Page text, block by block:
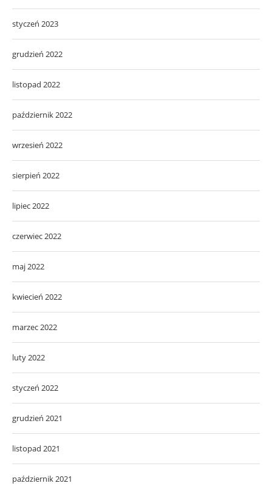
styczeń 2023
grudzień 2022
listopad 2022
październik 2022
wrzesień 2022
sierpień 2022
lipiec 2022
czerwiec 2022
maj 2022
kwiecień 2022
marzec 2022
luty 2022
styczeń 2022
grudzień 2021
listopad 2021
październik 2021